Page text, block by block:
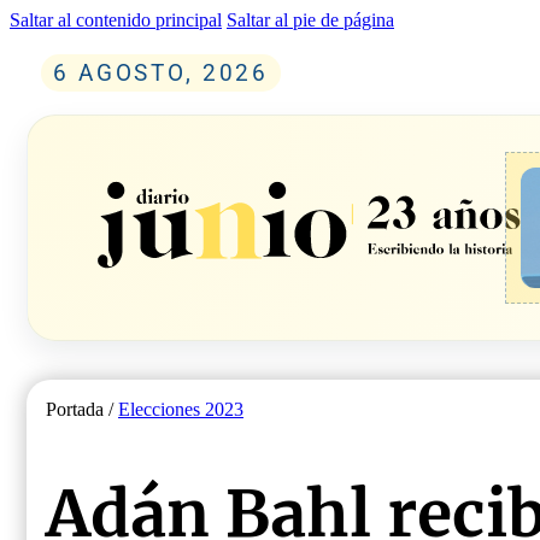
Saltar al contenido principal Saltar al pie de página
6 AGOSTO, 2026
Portada /Elecciones 2023
Adán Bahl